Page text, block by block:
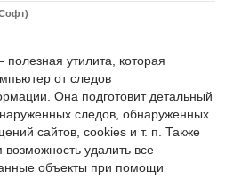
полезная утилита, которая
от следов
Она подготовит детальный
следов, обнаруженных
сайтов, cookies и т. п. Также
удалить все
объекты при помощи